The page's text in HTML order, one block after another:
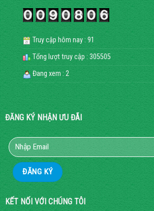
Truy cập hôm nay : 91
Tổng lượt truy cập : 305505
Đang xem : 2
ĐĂNG KÝ NHẬN ƯU ĐÃI
KẾT NỐI VỚI CHÚNG TÔI